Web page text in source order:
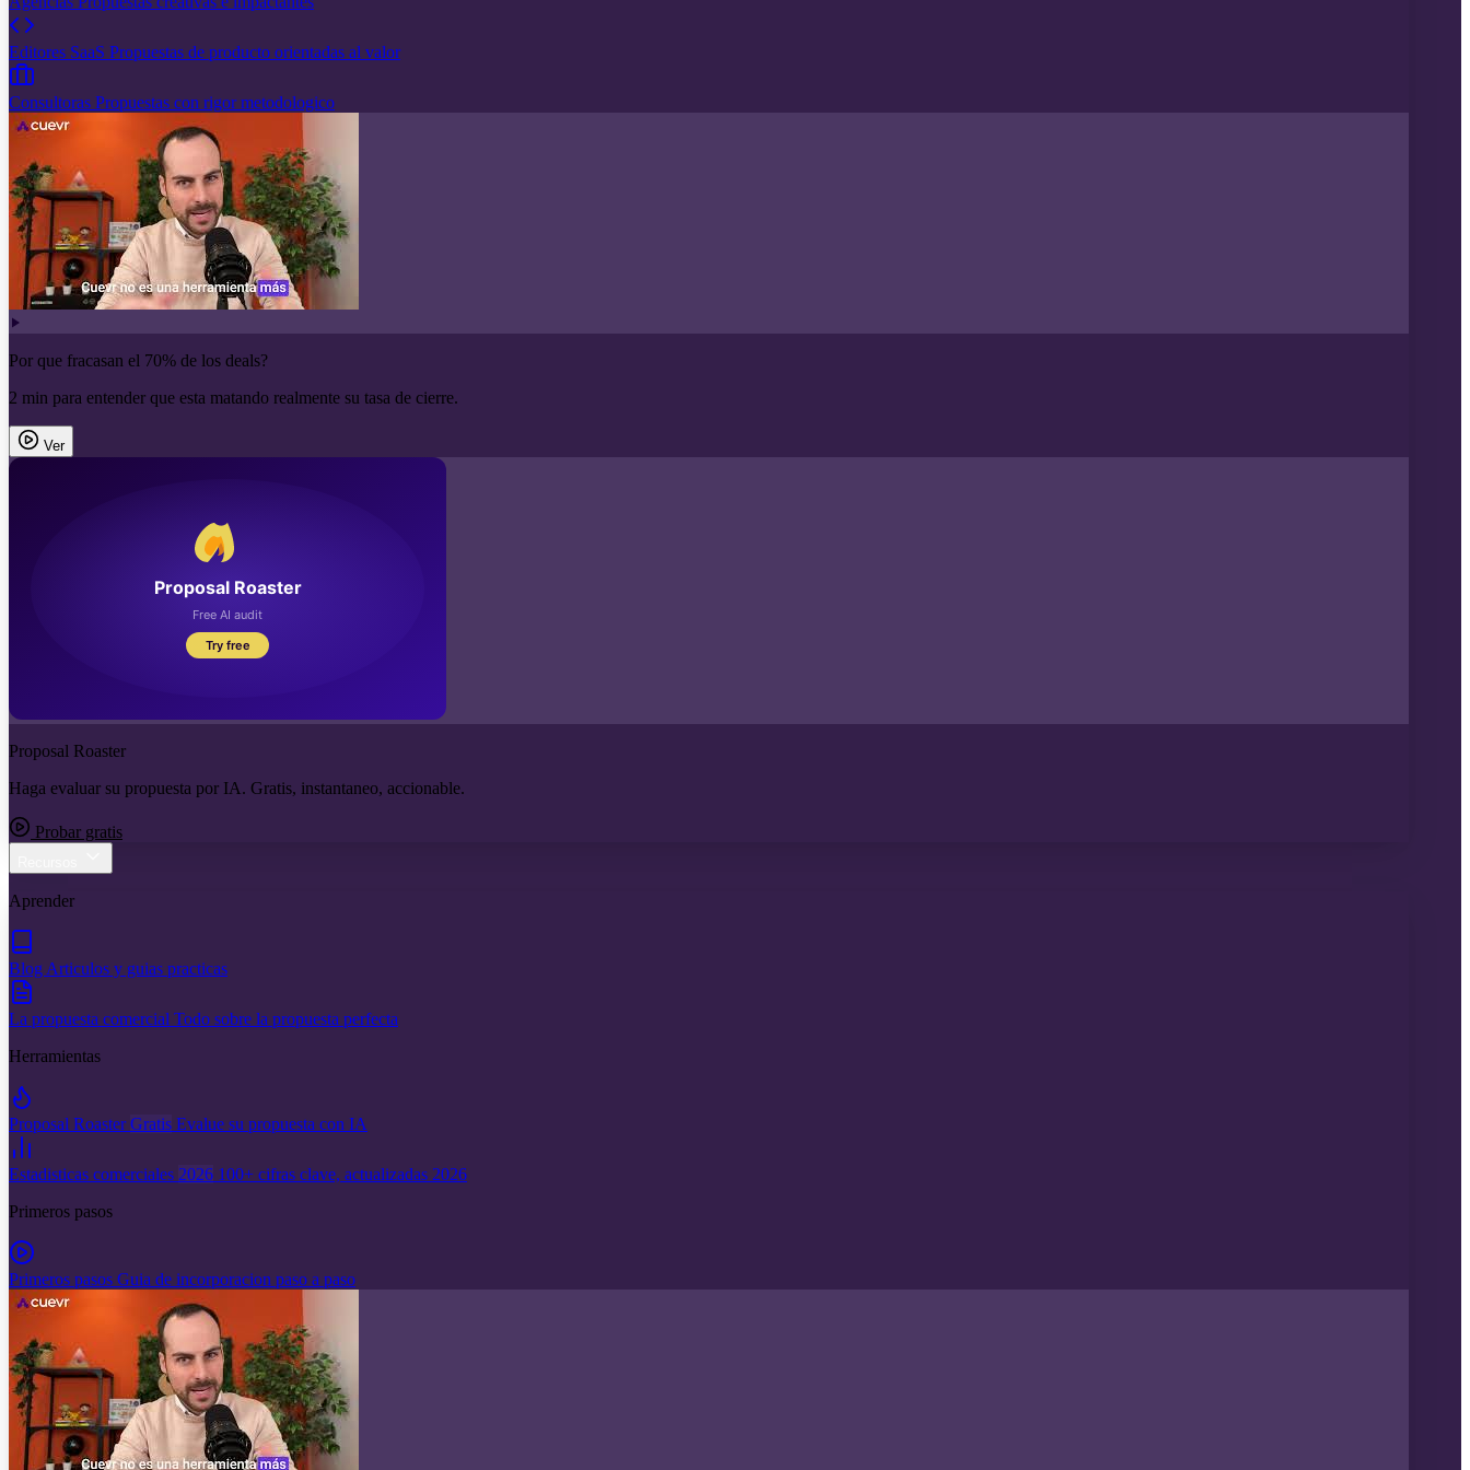
Editores SaaS Propuestas de producto orientadas al valor
Consultoras Propuestas con rigor metodologico
Por que fracasan el 70% de los deals?
2 min para entender que esta matando realmente su tasa de cierre.
Ver
Proposal Roaster
Haga evaluar su propuesta por IA. Gratis, instantaneo, accionable.
Probar gratis
Aprender
Blog Articulos y guias practicas
La propuesta comercial Todo sobre la propuesta perfecta
Herramientas
Proposal RoasterGratis Evalue su propuesta con IA
Estadisticas comerciales 2026 100+ cifras clave, actualizadas 2026
Primeros pasos
Primeros pasos Guia de incorporacion paso a paso